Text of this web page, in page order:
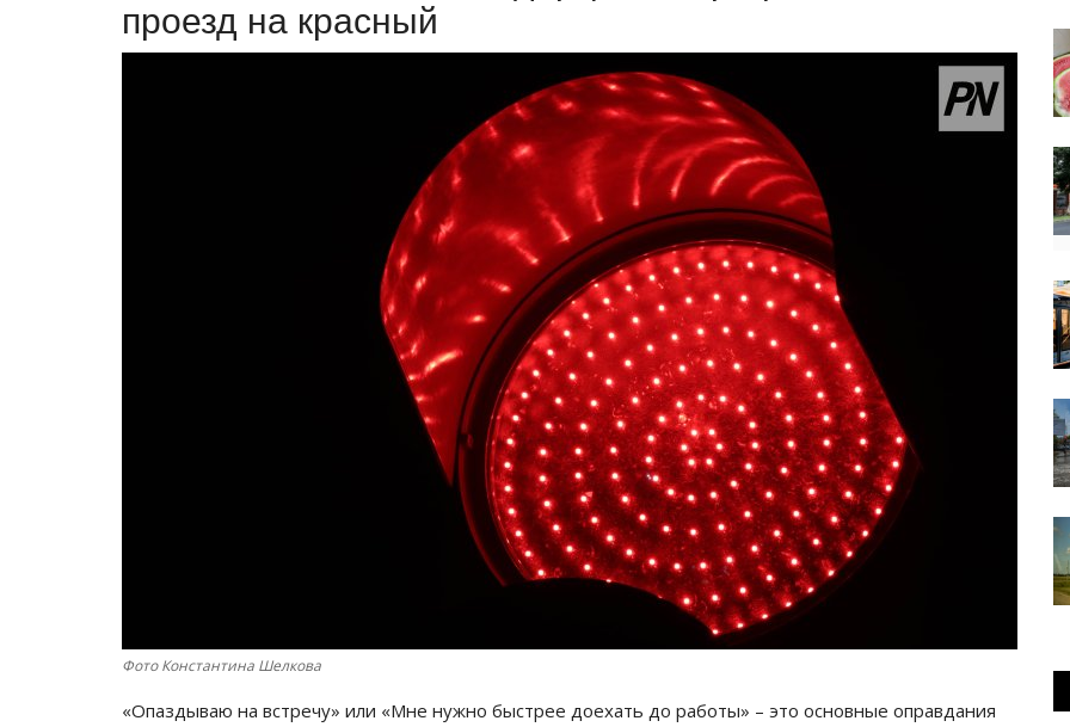
проезд на красный
Фото Константина Шелкова
«Опаздываю на встречу» или «Мне нужно быстрее доехать до работы» – это основные оправдания